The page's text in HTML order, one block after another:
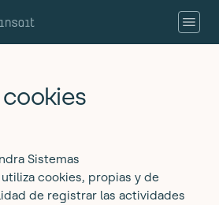
Sistemas
cookies, propias y de
de registrar las actividades